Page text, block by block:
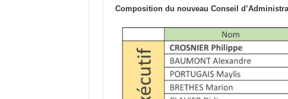
Composition du nouveau Conseil